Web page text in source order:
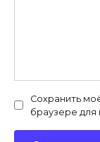
Сохранить
браузере